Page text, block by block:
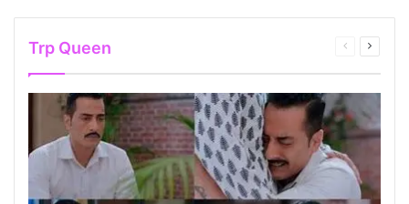
Trp Queen
Previous
Next